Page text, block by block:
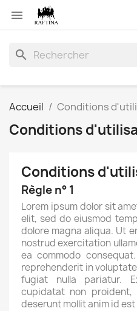

search
Accueil Conditions
Conditions
Conditions
Règle n° 1
Lorem ipsum dolor sit
elit, sed do eiusmod
dolore magna aliqua. Ut
nostrud exercitation
ea commodo
reprehenderit in
fugiat nulla pariatur.
cupidatat non
deserunt mollit anim id